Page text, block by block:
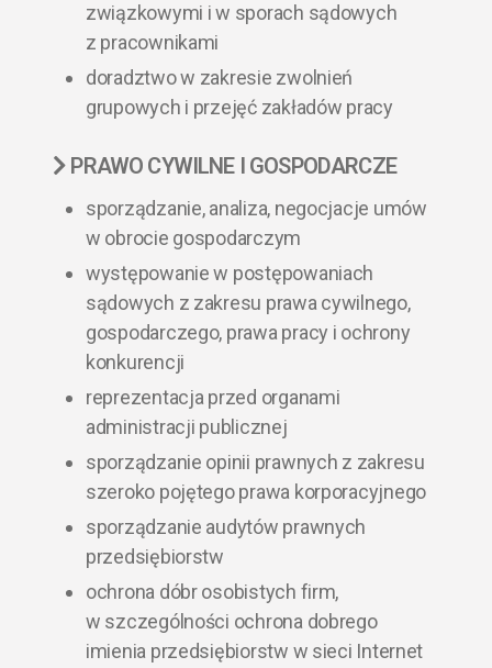
związkowymi i w sporach sądowych
z pracownikami
doradztwo w zakresie zwolnień
grupowych i przejęć zakładów pracy
PRAWO CYWILNE I GOSPODARCZE
sporządzanie, analiza, negocjacje umów
w obrocie gospodarczym
występowanie w postępowaniach
sądowych z zakresu prawa cywilnego,
gospodarczego, prawa pracy i ochrony
konkurencji
reprezentacja przed organami
administracji publicznej
sporządzanie opinii prawnych z zakresu
szeroko pojętego prawa korporacyjnego
sporządzanie audytów prawnych
przedsiębiorstw
ochrona dóbr osobistych firm,
w szczególności ochrona dobrego
imienia przedsiębiorstw w sieci Internet